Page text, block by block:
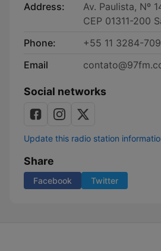
Address:
Av. Paulista, Nº
CEP 01311-200
Phone:
+55 11 3284-
Email
Social networks
Update this radio station
Share
Facebook Twitter